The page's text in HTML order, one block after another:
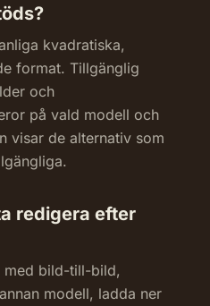
kvadratiska,
format. Tillgänglig
och
på vald modell och
visar de alternativ som
redigera efter
med bild-till-bild,
modell, ladda ner